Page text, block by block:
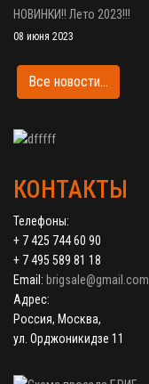
НОВИНКИ!! Лето 2023!!!
08 июня 2023
Все новости...
КОНТАКТЫ
Телефоны:
+ 7 425 744 60 90
+ 7 495 589 81 18
Email: brigsale@gmail.com
Адрес:
Россия, Москва,
ул. Орджоникидзе 11